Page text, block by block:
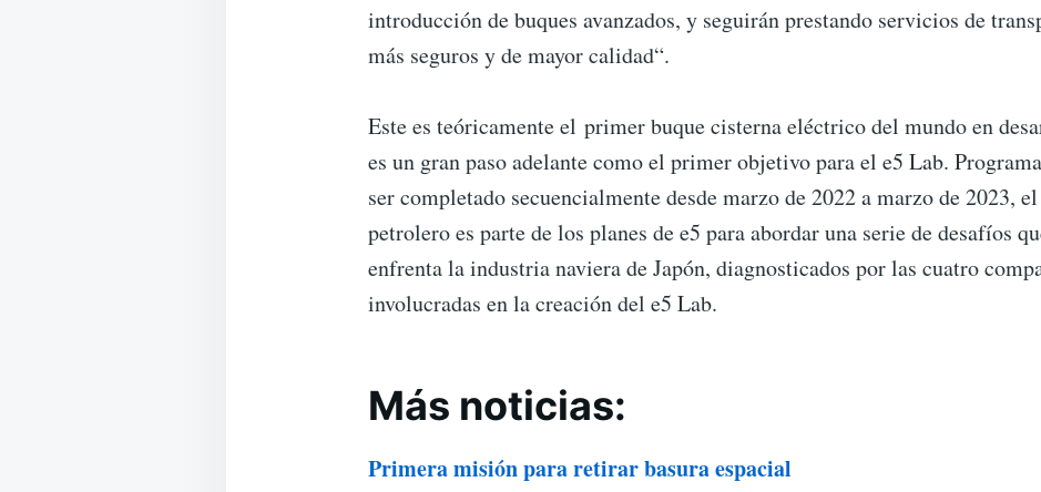
introducción de buques avanzados, y seguirán prestando servicios de
más seguros y de mayor calidad“.
Este es teóricamente el primer buque cisterna eléctrico del mundo en
es un gran paso adelante como el primer objetivo para el e5 Lab.
ser completado secuencialmente desde marzo de 2022 a marzo de 2023,
petrolero es parte de los planes de e5 para abordar una serie de desafíos
enfrenta la industria naviera de Japón, diagnosticados por las cuatro
involucradas en la creación del e5 Lab.
Más noticias:
Primera misión para retirar basura espacial